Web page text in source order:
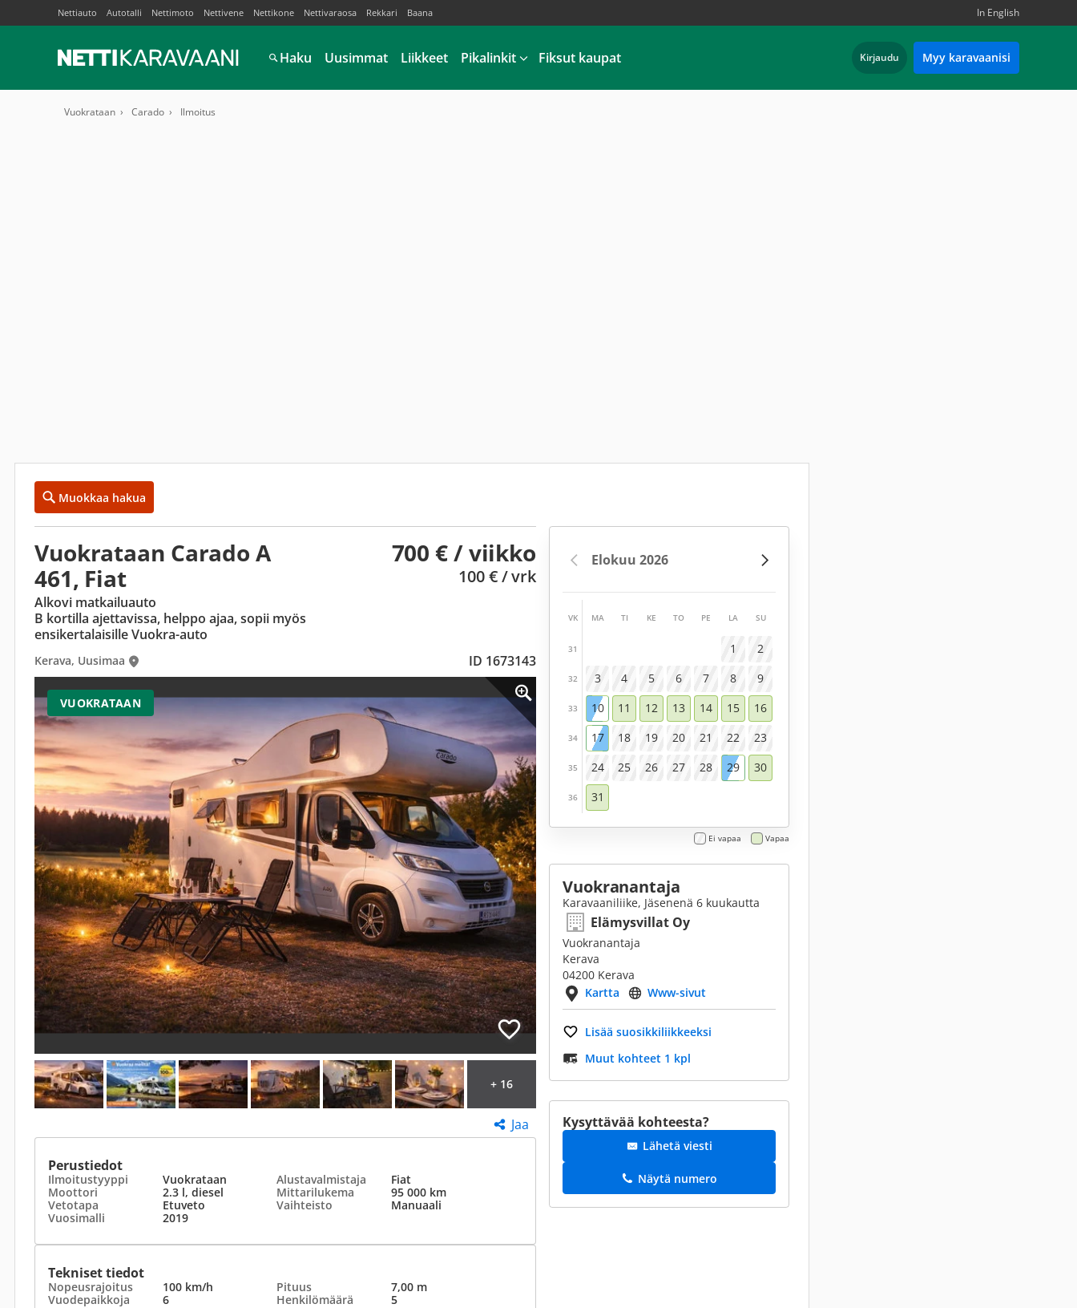
Nettiauto Autotalli Nettimoto Nettivene Nettikone Nettivaraosa Rekkari Baana In English
Haku Uusimmat Liikkeet Pikalinkit Fiksut kaupat Kirjaudu Myy karavaanisi
Vuokrataan Carado Ilmoitus
Muokkaa hakua
Vuokrataan Carado A
461, Fiat
700 € / viikko
100 € / vrk
Alkovi matkailuauto
B kortilla ajettavissa, helppo ajaa, sopii myös
ensikertalaisille Vuokra-auto
Kerava, Uusimaa ID 1673143
VUOKRATAAN
+ 16
Jaa
Perustiedot
Ilmoitustyyppi Vuokrataan Alustavalmistaja
Fiat
Moottori
2.3 l, diesel Mittarilukema
95 000 km
Vetotapa
Etuveto Vaihteisto
Manuaali
Vuosimalli
2019
Tekniset tiedot
Nopeusrajoitus 100 km/h Pituus
7,00 m
Vuodepaikkoja
6 Henkilömäärä
5
VK MA TI KE TO PE LA SU
31 1 2
32 3 4 5 6 7 8 9
33 10 11 12 13 14 15 16
34 17 18 19 20 21 22 23
35 24 25 26 27 28 29 30
36 31
Ei vapaa Vapaa
Vuokranantaja
Karavaaniliike, Jäsenenä 6 kuukautta
Elämysvillat Oy
Vuokranantaja
Kerava
04200 Kerava
Kartta
Www-sivut
Lisää suosikkiliikkeeksi
Muut kohteet 1 kpl
Kysyttävää kohteesta?
Lähetä viesti
Näytä numero